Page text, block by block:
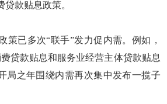
款贴息政策。
已多次“联手”发力促内需。例如，
贷款贴息和服务业经营主体贷款贴息
局之年围绕内需再次集中发布一揽子